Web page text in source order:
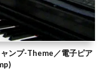
ャンプ-Theme／電子ピア